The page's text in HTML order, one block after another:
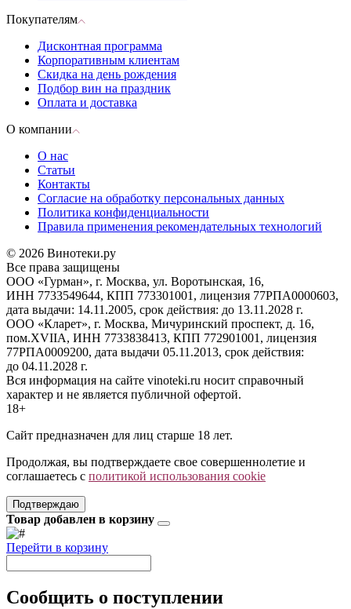
Покупателям
Дисконтная программа
Корпоративным клиентам
Скидка на день рождения
Подбор вин на праздник
Оплата и доставка
О компании
О нас
Статьи
Контакты
Согласие на обработку персональных данных
Политика конфиденциальности
Правила применения рекомендательных технологий
© 2026 Винотеки.ру
Все права защищены
ООО «Гурман», г. Москва, ул. Воротынская, 16,
ИНН 7733549644, КПП 773301001, лицензия 77РПА0000603,
дата выдачи: 14.11.2005, срок действия: до 13.11.2028 г.
ООО «Кларет», г. Москва, Мичуринский проспект, д. 16,
пом.XVIIA, ИНН 7733838413, КПП 772901001, лицензия
77РПА0009200, дата выдачи 05.11.2013, срок действия:
до 04.11.2028 г.
Вся информация на сайте vinoteki.ru носит справочный
характер и не является публичной офертой.
18+
Сайт предназначен для лиц старше 18 лет.
Продолжая, вы подтверждаете свое совершеннолетие и
соглашаетесь с политикой использования cookie
Подтверждаю
Товар добавлен в корзину
Перейти в корзину
Сообщить о поступлении